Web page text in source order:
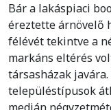
Bár a lakáspiaci
éreztette árnövelő
félévét tekintve a
markáns eltérés
társasházak
településtípusok